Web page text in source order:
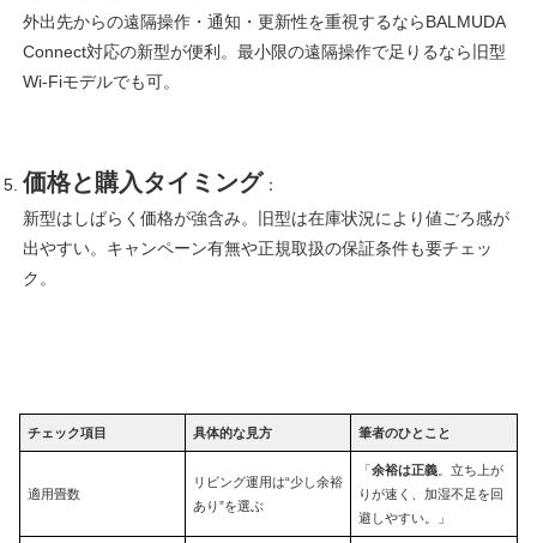
外出先からの遠隔操作・通知・更新性を重視するならBALMUDA
Connect対応の新型が便利。最小限の遠隔操作で足りるなら旧型
Wi-Fiモデルでも可。
価格と購入タイミング ：
新型はしばらく価格が強含み。旧型は在庫状況により値ごろ感が
出やすい。キャンペーン有無や正規取扱の保証条件も要チェッ
ク。
チェック項目 具体的な見方 筆者のひとこと
適用畳数
リビング運用は“少し余裕
あり”を選ぶ
「余裕は正義。立ち上が
りが速く、加湿不足を回
避しやすい。」